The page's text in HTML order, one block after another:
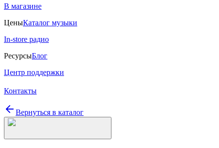
В магазине
ЦеныКаталог музыки
In-store радио
РесурсыБлог
Центр поддержки
Контакты
Вернуться в каталог